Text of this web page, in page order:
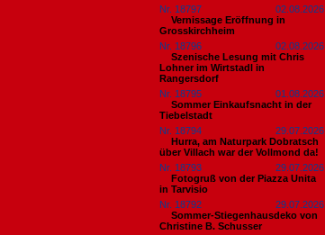
Nr. 18797
02.08.2026
Vernissage Eröffnung in
Grosskirchheim
Nr. 18796
02.08.2026
Szenische Lesung mit Chris
Lohner im Wirtstadl in
Rangersdorf
Nr. 18795
01.08.2026
Sommer Einkaufsnacht in der
Tiebelstadt
Nr. 18794
29.07.2026
Hurra, am Naturpark Dobratsch
über Villach war der Vollmond da!
Nr. 18793
29.07.2026
Fotogruß von der Piazza Unita
in Tarvisio
Nr. 18792
29.07.2026
Sommer-Stiegenhausdeko von
Christine B. Schusser